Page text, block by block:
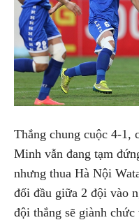
Thắng chung cuộc 4-1,
Minh vẫn đang tạm
nhưng thua Hà Nội
đối đầu giữa 2 đội vào
đội thắng sẽ giành